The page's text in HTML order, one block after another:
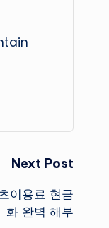
Next Post
이용료 현금
화 완벽 해부